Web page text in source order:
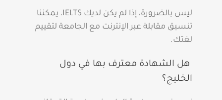
ليس بالضرورة، إذا لم يكن لديك IELTS، يمكننا
تنسيق مقابلة عبر الإنترنت مع الجامعة لتقييم
لغتك.
هل الشهادة معترف بها في دول
الخليج؟